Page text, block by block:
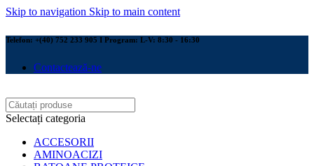
Skip to navigation Skip to main content
Telefon: +(40) 752 233 905 I Program: L-V: 8:30 - 16:30
Contactează-ne
Selectați categoria
ACCESORII
AMINOACIZI